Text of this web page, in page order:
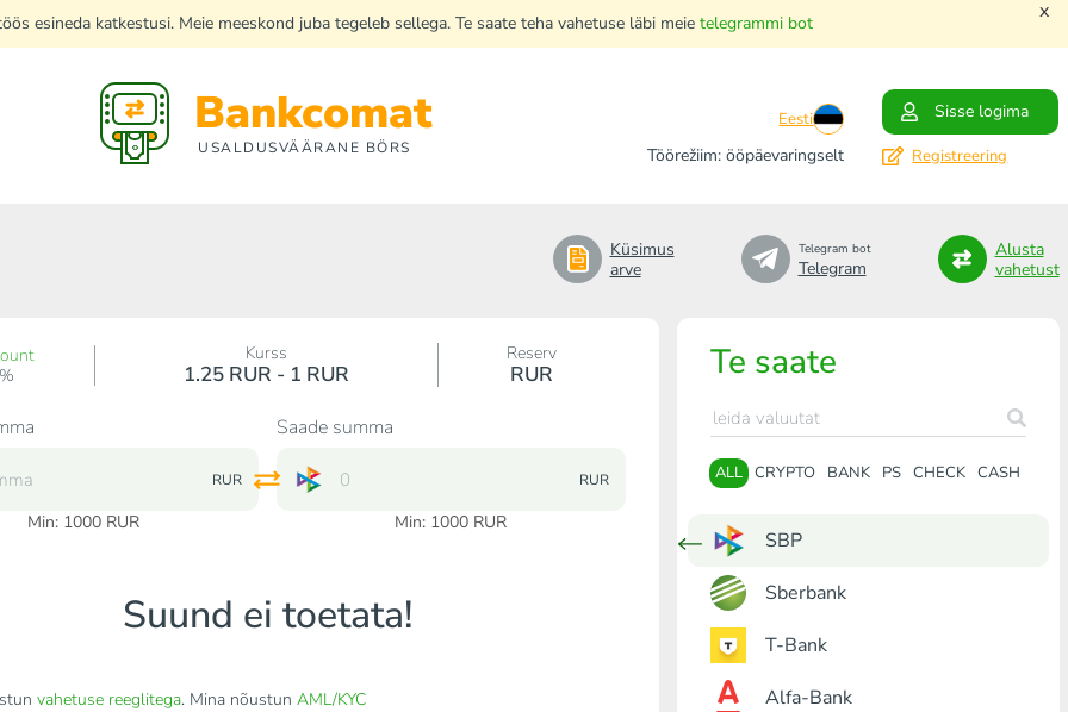
esineda katkestusi. Meie meeskond juba tegeleb sellega. Te saate teha vahetuse läbi meie telegrammi bot x
Bankcomat
USALDUSVÄÄRANE BÖRS
Eesti
Sisse logima
Töörežiim: ööpäevaringselt
Registreering
Küsimus
arve
Telegram bot
Telegram
Alusta
vahetust
Te saate
ALL CRYPTO BANK PS CHECK CASH
SBP
Sberbank
T-Bank
Alfa-Bank
Kurss
1.25 RUR - 1 RUR
Reserv
RUR
RUR
Min: 1000 RUR
Saade summa
RUR
Min: 1000 RUR
Suund ei toetata!
vahetuse reeglitega. Mina nõustun AML/KYC